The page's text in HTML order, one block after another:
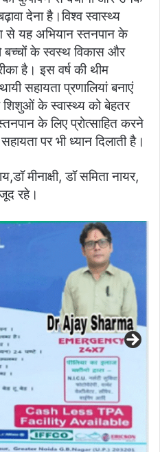
देना है।विश्व स्वास्थ्य
यह अभियान स्तनपान के
बच्चों के स्वस्थ विकास और
है। इस वर्ष की थीम
सहायता प्रणालियां बनाएं
के स्वास्थ्य को बेहतर
के लिए प्रोत्साहित करने
पर भी ध्यान दिलाती है।
मीनाक्षी, डॉ समिता नायर,
रहे।